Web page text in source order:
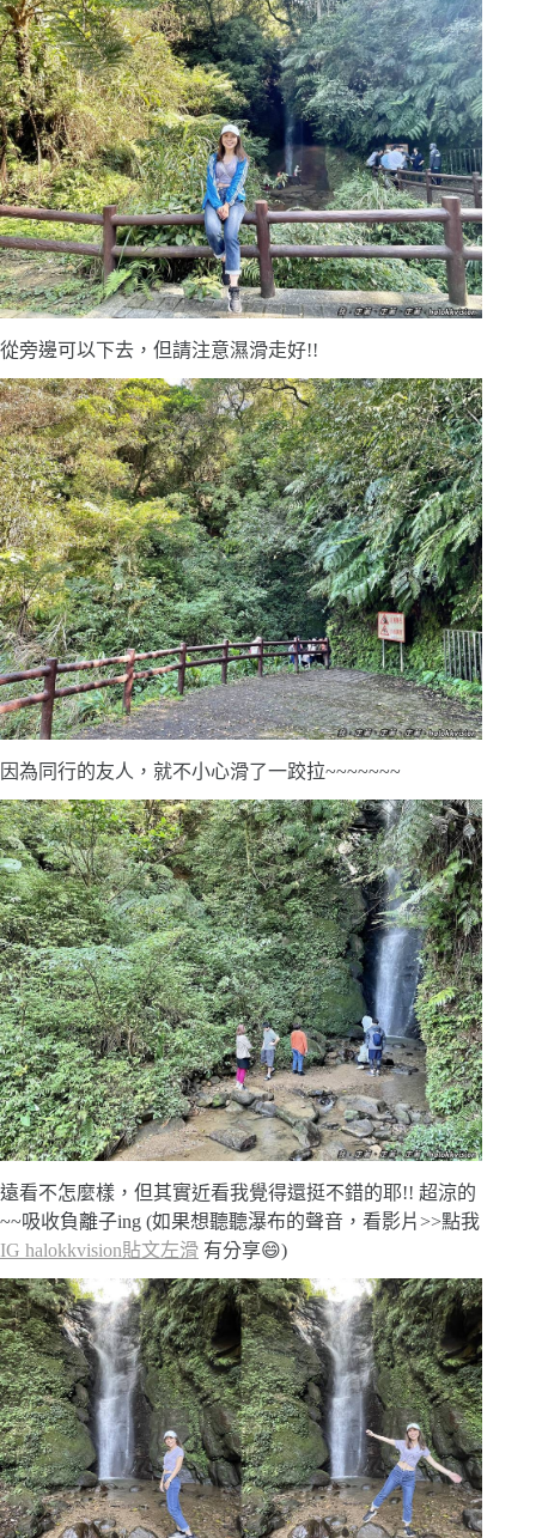
從旁邊可以下去，但請注意濕滑走好!!
因為同行的友人，就不小心滑了一跤拉~~~~~~~
遠看不怎麼樣，但其實近看我覺得還挺不錯的耶!! 超涼的
~~吸收負離子ing (如果想聽聽瀑布的聲音，看影片>>點我
IG halokkvision貼文左滑 有分享😄)